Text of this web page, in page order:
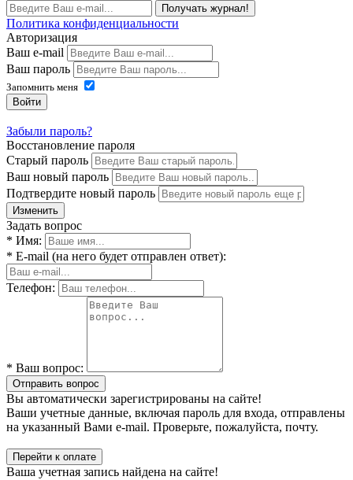
Получать журнал!
Политика конфиденциальности
Авторизация
Ваш e-mail
Ваш пароль
Запомнить меня
Войти
Забыли пароль?
Восстановление пароля
Старый пароль
Ваш новый пароль
Подтвердите новый пароль
Изменить
Задать вопрос
* Имя:
* E-mail (на него будет отправлен ответ):
Телефон:
* Ваш вопрос:
Отправить вопрос
Вы автоматически зарегистрированы на сайте!
Ваши учетные данные, включая пароль для входа, отправлены
на указанный Вами e-mail. Проверьте, пожалуйста, почту.
Перейти к оплате
Ваша учетная запись найдена на сайте!